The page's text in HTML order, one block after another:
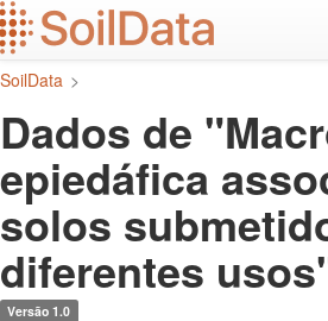
Ir
para
o
conteúdo
SoilData >
Dados de
epiedáfica
solos
diferentes
Versão 1.0